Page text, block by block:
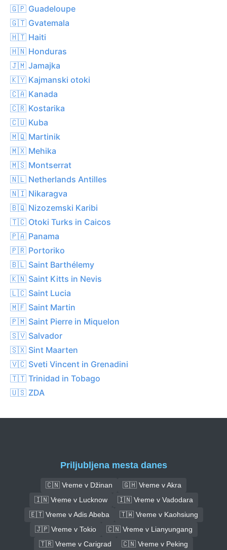
🇬🇵 Guadeloupe
🇬🇹 Gvatemala
🇭🇹 Haiti
🇭🇳 Honduras
🇯🇲 Jamajka
🇰🇾 Kajmanski otoki
🇨🇦 Kanada
🇨🇷 Kostarika
🇨🇺 Kuba
🇲🇶 Martinik
🇲🇽 Mehika
🇲🇸 Montserrat
🇳🇱 Netherlands Antilles
🇳🇮 Nikaragva
🇧🇶 Nizozemski Karibi
🇹🇨 Otoki Turks in Caicos
🇵🇦 Panama
🇵🇷 Portoriko
🇧🇱 Saint Barthélemy
🇰🇳 Saint Kitts in Nevis
🇱🇨 Saint Lucia
🇲🇫 Saint Martin
🇵🇲 Saint Pierre in Miquelon
🇸🇻 Salvador
🇸🇽 Sint Maarten
🇻🇨 Sveti Vincent in Grenadini
🇹🇹 Trinidad in Tobago
🇺🇸 ZDA
Priljubljena mesta danes
🇨🇳 Vreme v Džinan
🇬🇭 Vreme v Akra
🇮🇳 Vreme v Lucknow
🇮🇳 Vreme v Vadodara
🇪🇹 Vreme v Adis Abeba
🇹🇼 Vreme v Kaohsiung
🇯🇵 Vreme v Tokio
🇨🇳 Vreme v Lianyungang
🇹🇷 Vreme v Carigrad
🇨🇳 Vreme v Peking